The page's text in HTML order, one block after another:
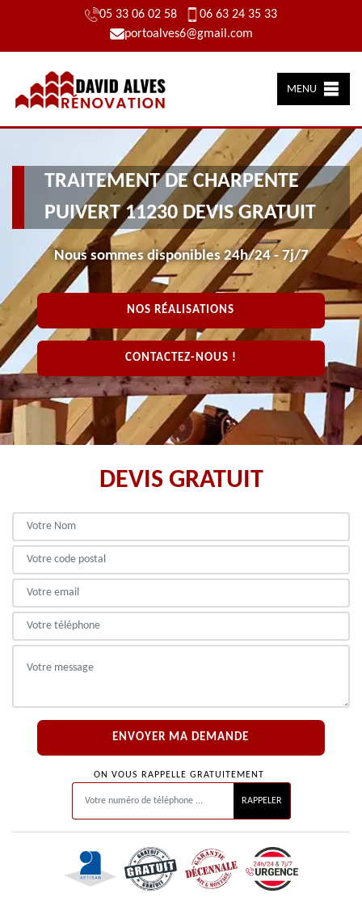
05 33 06 02 58
06 63 24 35 33
portoalves6@gmail.com
MENU
TRAITEMENT DE CHARPENTE
PUIVERT 11230 DEVIS GRATUIT
Nous sommes disponibles 24h/24 - 7j/7
NOS RÉALISATIONS
CONTACTEZ-NOUS !
DEVIS GRATUIT
ON VOUS RAPPELLE GRATUITEMENT